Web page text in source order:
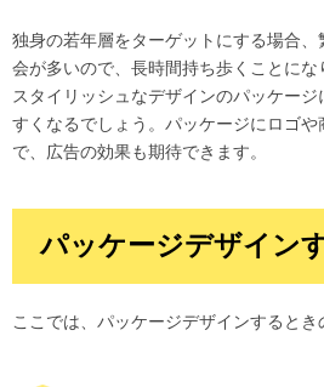
独身の若年層をターゲットにする場合
会が多いので、長時間持ち歩くことに
スタイリッシュなデザインのパッケー
すくなるでしょう。パッケージにロゴや
で、広告の効果も期待できます。
パッケージデザイン
ここでは、パッケージデザインするとき